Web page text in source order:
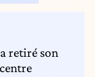
retiré son